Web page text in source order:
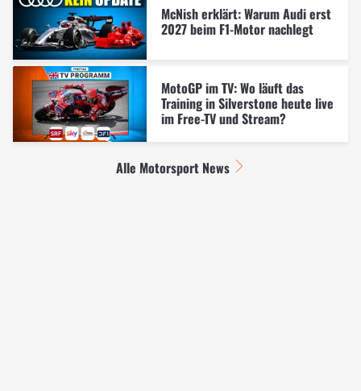
McNish erklärt: Warum Audi erst
2027 beim F1-Motor nachlegt
MotoGP im TV: Wo läuft das
Training in Silverstone heute live
im Free-TV und Stream?
Alle Motorsport News